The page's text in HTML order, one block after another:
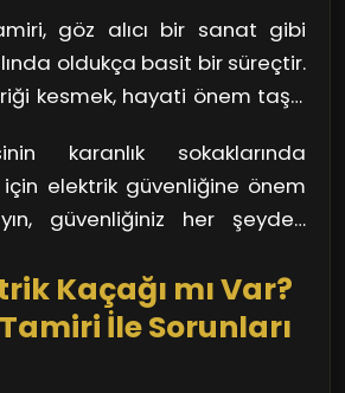
yaratabilir ve bunlar,
alabileceğiniz en
biri! Unutmayın, profesyonel
hem sizin hem de
sağlar.
göz alıcı bir sanat gibi
oldukça basit bir süreçtir.
kesmek, hayati önem taşır.
tespit edildiyse, yeni bir
gerekebilir. Her şeyin doğru
olmalısınız.
karanlık sokaklarında
elektrik güvenliğine önem
güvenliğiniz her şeyden
Kaçağı mı Var?
İle Sorunları